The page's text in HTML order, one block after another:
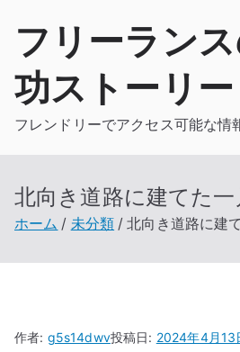
フリーラン
功ストーリー
フレンドリーでアクセス可能な情
北向き道路に建てた一
ホーム 未分類 北向き道路に建
作者: g5s14dwv投稿日: 2024年4月13